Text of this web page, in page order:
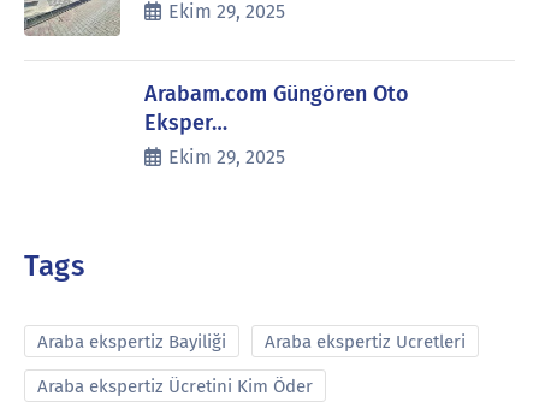
Ekim 29, 2025
Arabam.com Güngören Oto
Eksper…
Ekim 29, 2025
Tags
Araba ekspertiz Bayiliği Araba ekspertiz Ucretleri
Araba ekspertiz Ücretini Kim Öder